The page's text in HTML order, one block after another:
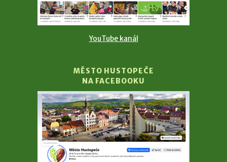
YouTube kanál
MĚSTO HUSTOPEČE
NA FACEBOOKU